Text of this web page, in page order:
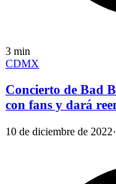
3 min
CDMX
Concierto de Bad
con fans y dará
10 de diciembre de 2022·